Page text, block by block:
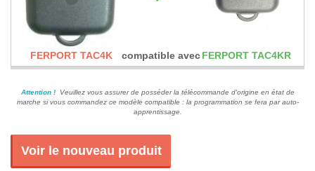
FERPORT TAC4K compatible avecFERPORT TAC4KR
Attention !Veuillez vous assurer de posséder la télécommande d'origine en état de
marche si vous commandez ce modèle compatible : la programmation se fera par auto-
apprentissage.
Voir le nouveau produit